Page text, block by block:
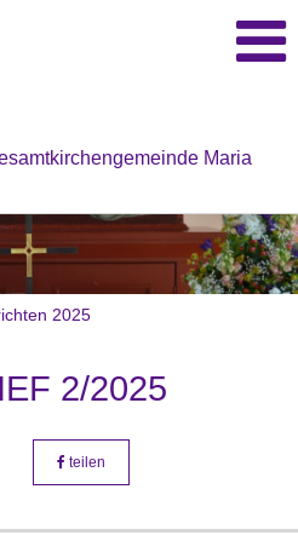
Maria
2025
2/2025
teilen